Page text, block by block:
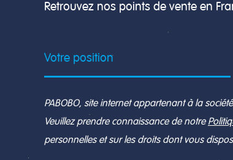
Retrouvez nos points de vente en
PABOBO, site internet appartenant à la
Veuillez prendre connaissance de notre
personnelles et sur les droits dont vous